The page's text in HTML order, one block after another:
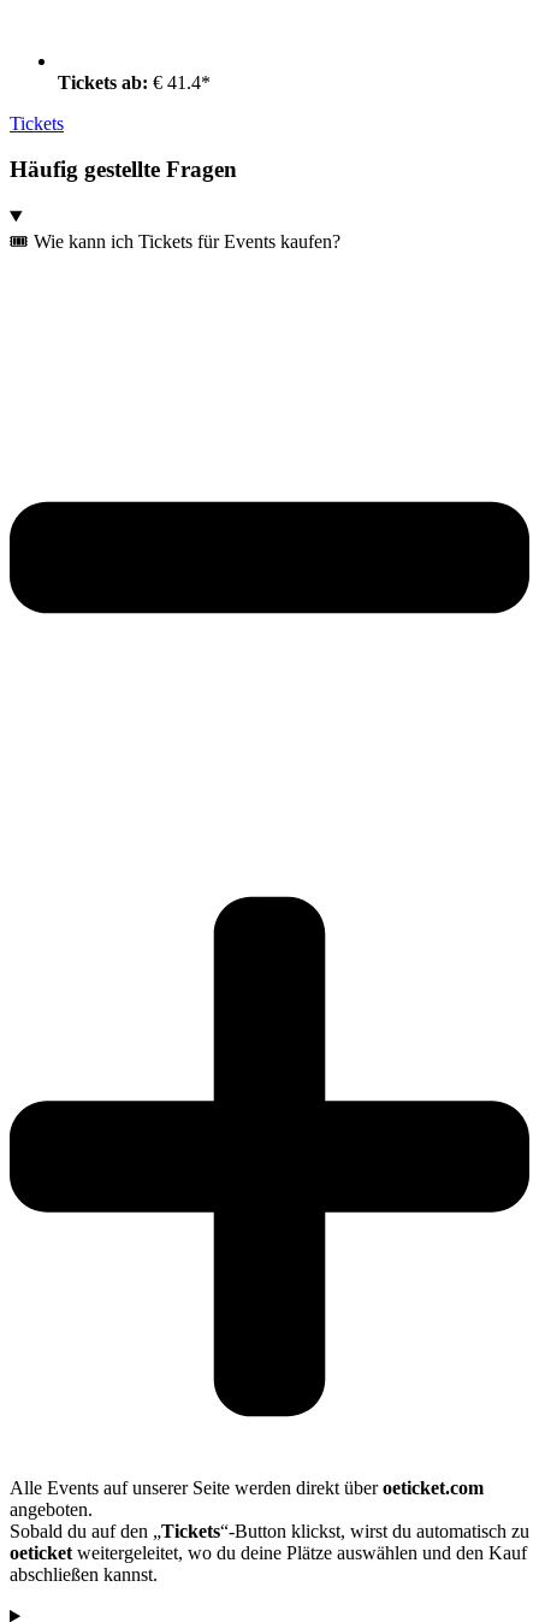
Tickets ab: € 41.4*
Tickets
Häufig gestellte Fragen
🎟️ Wie kann ich Tickets für Events kaufen?
Alle Events auf unserer Seite werden direkt überoeticket.com
angeboten.
Sobald du auf den „Tickets“-Button klickst, wirst du automatisch zu
oeticketweitergeleitet, wo du deine Plätze auswählen und den Kauf
abschließen kannst.